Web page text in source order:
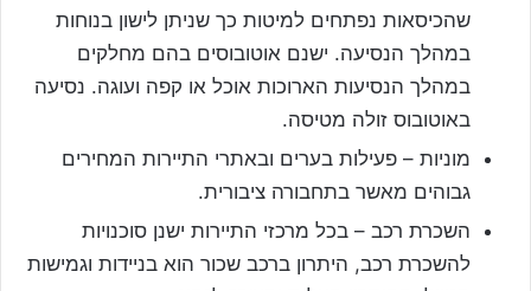
שהכיסאות נפתחים למיטות כך שניתן לישון בנוחות
במהלך הנסיעה. ישנם אוטובוסים בהם מחלקים
במהלך הנסיעות הארוכות אוכל או קפה ועוגה. נסיעה
באוטובוס זולה מטיסה.
מוניות – פעילות בערים ובאתרי התיירות המחירים
גבוהים מאשר בתחבורה ציבורית.
השכרת רכב – בכל מרכזי התיירות ישנן סוכנויות
להשכרת רכב, היתרון ברכב שכור הוא בניידות וגמישות